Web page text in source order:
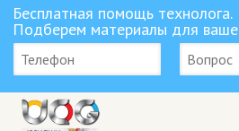
Бесплатная помощь технолога.
Подберем материалы для